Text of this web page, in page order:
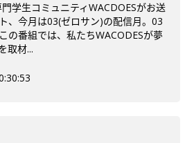
学生コミュニティWACDOESがお送
、今月は03(ゼロサン)の配信月。03
の番組では、私たちWACODESが夢
取材...